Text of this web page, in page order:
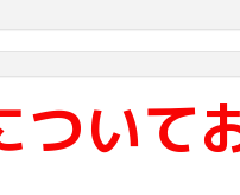
ついて